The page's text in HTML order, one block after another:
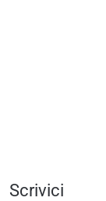
Scrivici